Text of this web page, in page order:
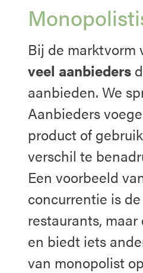
Bij de marktvorm
veel aanbieders
aanbieden. We
Aanbieders
product of
verschil te
Een voorbeeld
concurrentie is
restaurants,
en biedt iets
van monopolist